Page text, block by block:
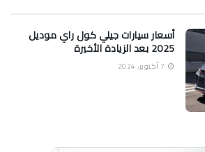
أسعار سيارات جيلي كول راي موديل
2025 بعد الزيادة الأخيرة